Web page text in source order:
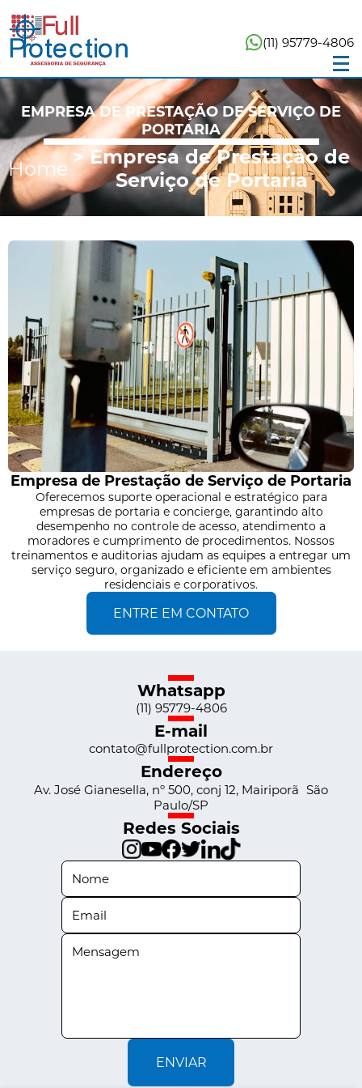
(11) 95779-4806
EMPRESA DE PRESTAÇÃO DE SERVIÇO DE
PORTARIA
Home > Empresa de Prestação de
Serviço de Portaria
Empresa de Prestação de Serviço de Portaria
Oferecemos suporte operacional e estratégico para
empresas de portaria e concierge, garantindo alto
desempenho no controle de acesso, atendimento a
moradores e cumprimento de procedimentos. Nossos
treinamentos e auditorias ajudam as equipes a entregar um
serviço seguro, organizado e eficiente em ambientes
residenciais e corporativos.
ENTRE EM CONTATO
Whatsapp
(11) 95779-4806
E-mail
contato@fullprotection.com.br
Endereço
Av. José Gianesella, nº 500, conj 12, Mairiporã São
Paulo/SP
Redes Sociais
ENVIAR